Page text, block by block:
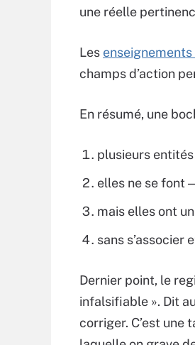
une réelle
Les
champs d’action
En résumé, une
plusieurs
elles ne se font
mais elles ont un
sans s’associer
Dernier point, le
infalsifiable ». Dit
corriger. C’est une